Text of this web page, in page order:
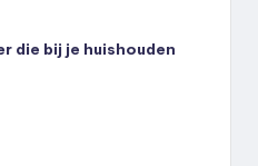
die bij je huishouden